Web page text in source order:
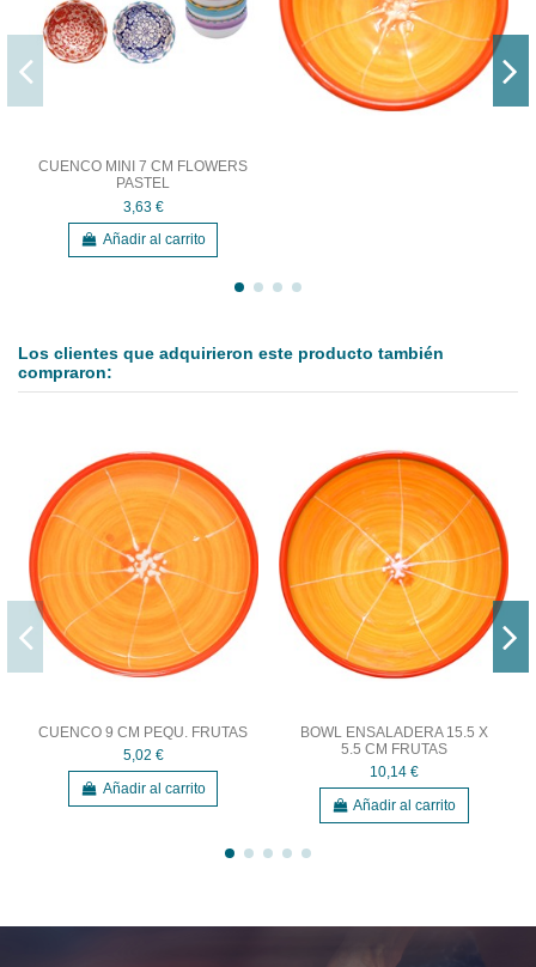
CUENCO MINI 7 CM FLOWERS
PASTEL
3,63 €
Añadir al carrito
Los clientes que adquirieron este producto también
compraron:
CUENCO 9 CM PEQU. FRUTAS
5,02 €
Añadir al carrito
BOWL ENSALADERA 15.5 X
5.5 CM FRUTAS
10,14 €
Añadir al carrito